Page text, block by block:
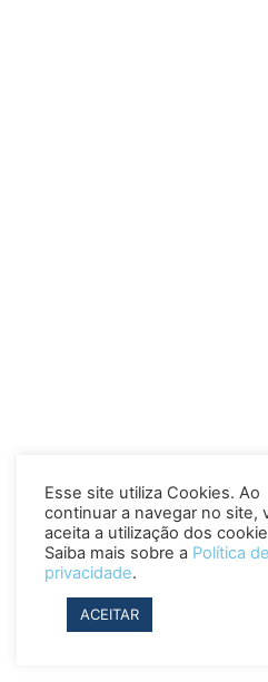
Esse site utiliza Cookies. Ao
continuar a navegar no site,
aceita a utilização dos
Saiba mais sobre a Política de
privacidade.
ACEITAR